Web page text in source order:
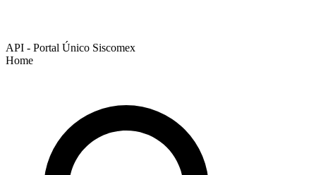
API - Portal Único Siscomex
Home